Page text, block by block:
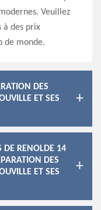
Veuillez
à des prix
de monde.
DES
ET SES
DE RENOLDE 14
DES
ET SES